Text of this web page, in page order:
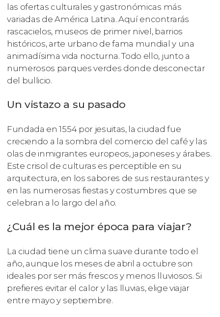
las ofertas culturales y gastronómicas más
variadas de América Latina. Aquí encontrarás
rascacielos, museos de primer nivel, barrios
históricos, arte urbano de fama mundial y una
animadísima vida nocturna. Todo ello, junto a
numerosos parques verdes donde desconectar
del bullicio.
Un vistazo a su pasado
Fundada en 1554 por jesuitas, la ciudad fue
creciendo a la sombra del comercio del café y las
olas de inmigrantes europeos, japoneses y árabes.
Este crisol de culturas es perceptible en su
arquitectura, en los sabores de sus restaurantes y
en las numerosas fiestas y costumbres que se
celebran a lo largo del año.
¿Cuál es la mejor época para viajar?
La ciudad tiene un clima suave durante todo el
año, aunque los meses de abril a octubre son
ideales por ser más frescos y menos lluviosos. Si
prefieres evitar el calor y las lluvias, elige viajar
entre mayo y septiembre.